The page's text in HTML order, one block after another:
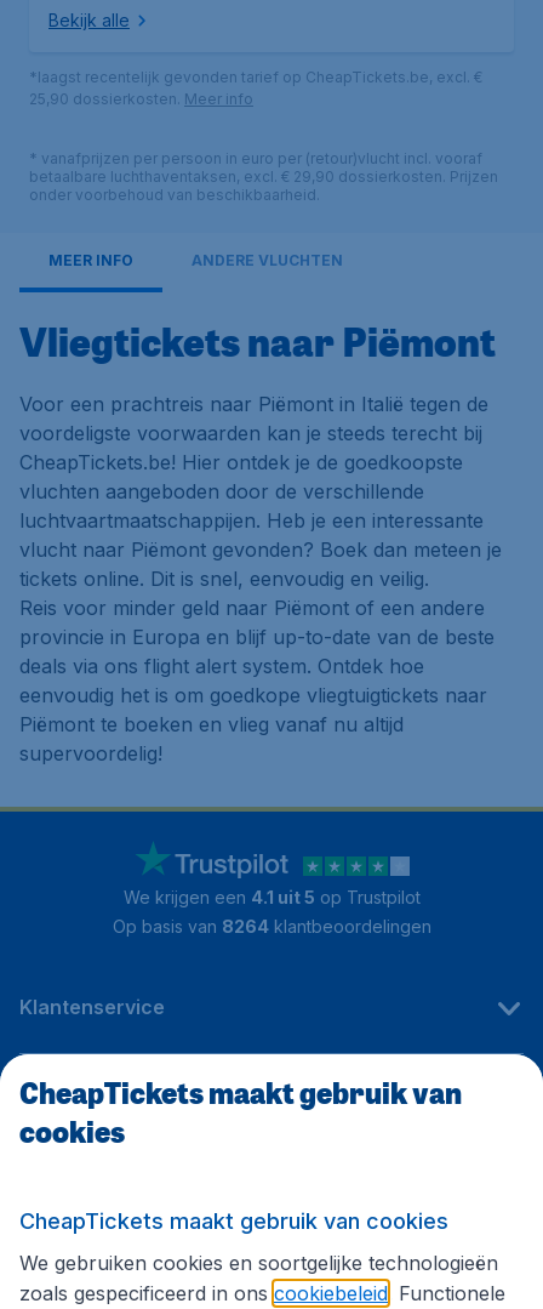
Bekijk alle
*laagst recentelijk gevonden tarief op CheapTickets.be, excl. €
25,90 dossierkosten. Meer info
* vanafprijzen per persoon in euro per (retour)vlucht incl. vooraf
betaalbare luchthaventaksen, excl. € 29,90 dossierkosten. Prijzen
onder voorbehoud van beschikbaarheid.
MEER INFO ANDERE VLUCHTEN
Vliegtickets naar Piëmont
Voor een prachtreis naar Piëmont in Italië tegen de
voordeligste voorwaarden kan je steeds terecht bij
CheapTickets.be! Hier ontdek je de goedkoopste
vluchten aangeboden door de verschillende
luchtvaartmaatschappijen. Heb je een interessante
vlucht naar Piëmont gevonden? Boek dan meteen je
tickets online. Dit is snel, eenvoudig en veilig.
Reis voor minder geld naar Piëmont of een andere
provincie in Europa en blijf up-to-date van de beste
deals via ons flight alert system. Ontdek hoe
eenvoudig het is om goedkope vliegtuigtickets naar
Piëmont te boeken en vlieg vanaf nu altijd
supervoordelig!
We krijgen een 4.1 uit 5 op Trustpilot
Op basis van 8264klantbeoordelingen
Klantenservice
CheapTickets.be
Volg CheapTickets.be
CheapTickets maakt gebruik van
cookies
CheapTickets maakt gebruik van cookies
We gebruiken cookies en soortgelijke technologieën
zoals gespecificeerd in ons cookiebeleid . Functionele